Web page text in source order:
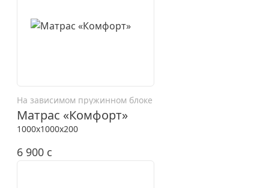
На зависимом пружинном блоке
Матрас «Комфорт»
1000x1000x200
6 900 c